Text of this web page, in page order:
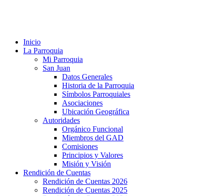
Inicio
La Parroquia
Mi Parroquia
San Juan
Datos Generales
Historia de la Parroquia
Símbolos Parroquiales
Asociaciones
Ubicación Geográfica
Autoridades
Orgánico Funcional
Miembros del GAD
Comisiones
Principios y Valores
Misión y Visión
Rendición de Cuentas
Rendición de Cuentas 2026
Rendición de Cuentas 2025